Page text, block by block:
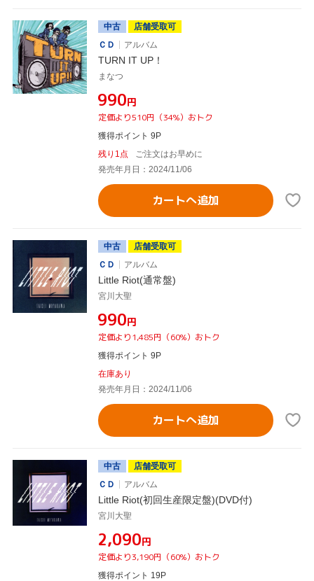
中古
店舗受取可
ＣＤ
アルバム
TURN IT UP！
まなつ
¥990円
定価より510円（34%）おトク
獲得ポイント 9P
残り1点
ご注文はお早めに
発売年月日：2024/11/06
カートへ追加
中古
店舗受取可
ＣＤ
アルバム
Little Riot(通常盤)
宮川大聖
¥990円
定価より1,485円（60%）おトク
獲得ポイント 9P
在庫あり
発売年月日：2024/11/06
カートへ追加
中古
店舗受取可
ＣＤ
アルバム
Little Riot(初回生産限定盤)(DVD付)
宮川大聖
¥2,090円
定価より3,190円（60%）おトク
獲得ポイント 19P